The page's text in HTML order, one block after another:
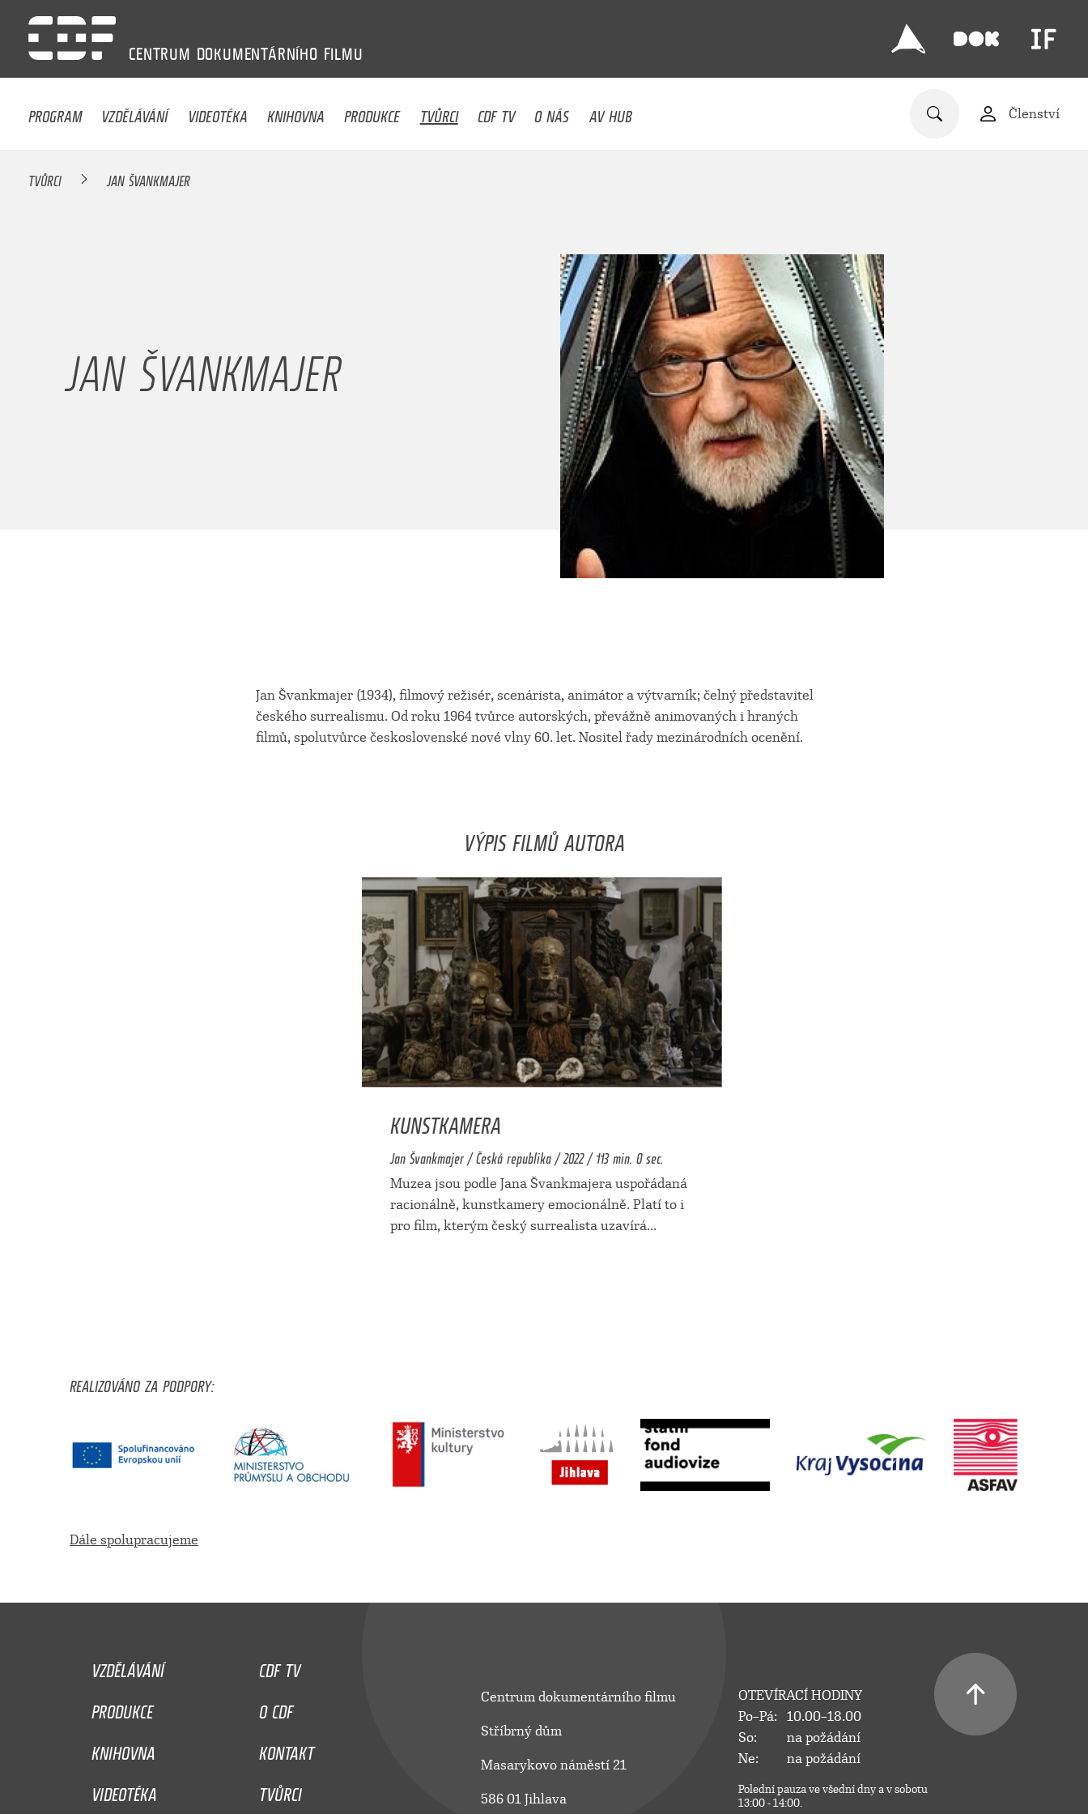
CENTRUM DOKUMENTÁRNÍHO FILMU
PROGRAM VZDĚLÁVÁNÍ VIDEOTÉKA KNIHOVNA PRODUKCE TVŮRCI CDF TV O NÁS AV HUB Členství
TVŮRCI JAN ŠVANKMAJER
JAN ŠVANKMAJER
Jan Švankmajer (1934), filmový režisér, scenárista, animátor a výtvarník; čelný představitel
českého surrealismu. Od roku 1964 tvůrce autorských, převážně animovaných i hraných
filmů, spolutvůrce československé nové vlny 60. let. Nositel řady mezinárodních ocenění.
VÝPIS FILMŮ AUTORA
KUNSTKAMERA
Jan Švankmajer / Česká republika / 2022 / 113 min. 0 sec.
Muzea jsou podle Jana Švankmajera uspořádaná
racionálně, kunstkamery emocionálně. Platí to i
pro film, kterým český surrealista uzavírá...
REALIZOVÁNO ZA PODPORY:
Dále spolupracujeme
VZDĚLÁVÁNÍ
CDF TV
PRODUKCE
O CDF
KNIHOVNA
KONTAKT
VIDEOTÉKA
TVŮRCI
Centrum dokumentárního filmu
Stříbrný dům
Masarykovo náměstí 21
586 01 Jihlava
OTEVÍRACÍ HODINY
Po–Pá:
10.00–18.00
So:
na požádání
Ne:
na požádání
Polední pauza ve všední dny a v sobotu
13:00 - 14:00.